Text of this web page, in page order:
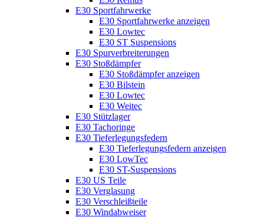
E30 Sportfahrwerke
E30 Sportfahrwerke anzeigen
E30 Lowtec
E30 ST Suspensions
E30 Spurverbreiterungen
E30 Stoßdämpfer
E30 Stoßdämpfer anzeigen
E30 Bilstein
E30 Lowtec
E30 Weitec
E30 Stützlager
E30 Tachoringe
E30 Tieferlegungsfedern
E30 Tieferlegungsfedern anzeigen
E30 LowTec
E30 ST-Suspensions
E30 US Teile
E30 Verglasung
E30 Verschleißteile
E30 Windabweiser